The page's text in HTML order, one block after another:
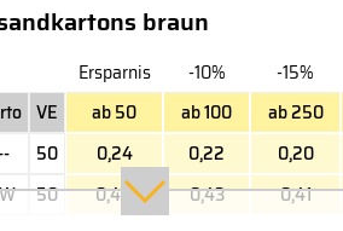
braun
Ersparnis -10% -15%
VE ab 50 ab 100 ab 250
50 0,24 0,22 0,20
50 0,48 0,43 0,41